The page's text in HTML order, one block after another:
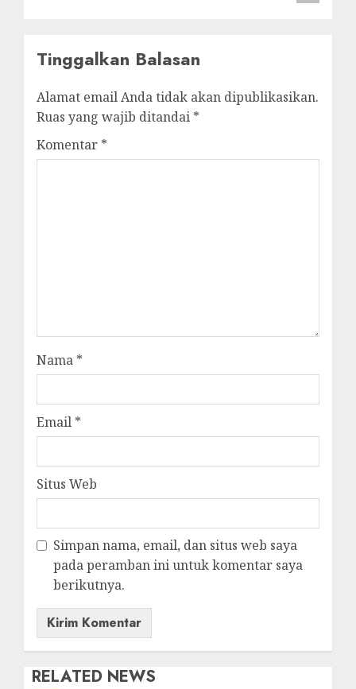
Tinggalkan Balasan
Alamat email Anda tidak akan dipublikasikan.
Ruas yang wajib ditandai *
Komentar *
Nama *
Email *
Situs Web
Simpan nama, email, dan situs web saya
pada peramban ini untuk komentar saya
berikutnya.
RELATED NEWS